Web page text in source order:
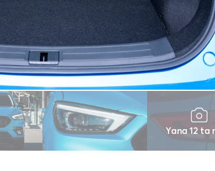
Yana 12 ta